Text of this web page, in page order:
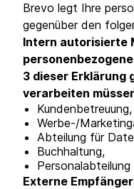
Brevo legt Ihre
gegenüber den
Intern autorisierte
3 dieser Erklärung
verarbeiten
Kundenbetreuung,
Werbe-/
Abteilung für
Buchhaltung,
Externe